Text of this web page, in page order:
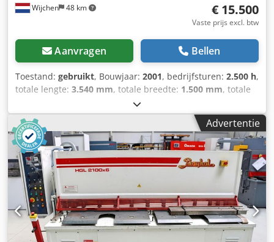
Wijchen 48 km € 15.500
Vaste prijs excl. btw
Aanvragen Bellen
Toestand: gebruikt, Bouwjaar: 2001, bedrijfsturen: 2.500 h,
totale lengte: 3.540 mm, totale breedte: 1.500 mm, totale
, Kleur: Grijs Gewicht: 8.230 kg -
Bouwjaar: 2001 - Documentatie aanwezig: Ja - CE
markering aanwezig: Ja - CE certificaat aanwezig: Nee -
Serienummer: 5356 - Draaiuren: 2500 - Aansturing:
Conventioneel - Vermogen [kW]: 11.0 - Aantal assen [st.]: 3:
Y1+Y2+X - Vermogen [ton]: 160 - Max. werkbreedte [mm]:
3100 - Afstand tussen kolommen [mm]: 2500 - Diepte
aanslag [mm]: 750 - Max. slag [mm]: 200 - Bombering:
Geen - Gereedschapshouder: Standaard - Type
gereedschapshouder: European-style - Gereedschap
inbegrepen: Ja - Transportafmetingen: 3540mm x 1500mm
Advertentie